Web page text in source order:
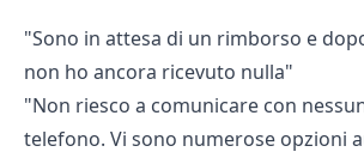
"Sono in attesa di un rimborso e
non ho ancora ricevuto nulla"
"Non riesco a comunicare con
telefono. Vi sono numerose opzioni